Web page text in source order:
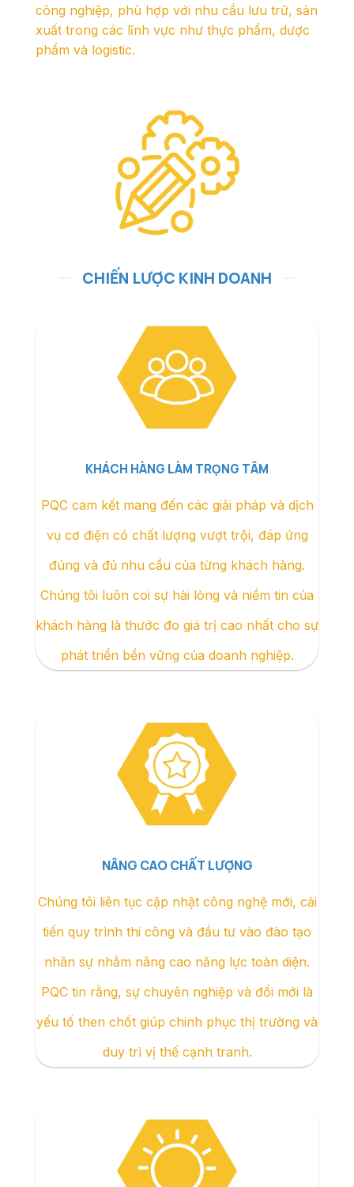
công nghiệp, phù hợp với nhu cầu lưu trữ, sản
xuất trong các lĩnh vực như thực phẩm, dược
phẩm và logistic.
CHIẾN LƯỢC KINH DOANH
KHÁCH HÀNG LÀM TRỌNG TÂM
PQC cam kết mang đến các giải pháp và dịch
vụ cơ điện có chất lượng vượt trội, đáp ứng
đúng và đủ nhu cầu của từng khách hàng.
Chúng tôi luôn coi sự hài lòng và niềm tin của
khách hàng là thước đo giá trị cao nhất cho sự
phát triển bền vững của doanh nghiệp.
NÂNG CAO CHẤT LƯỢNG
Chúng tôi liên tục cập nhật công nghệ mới, cải
tiến quy trình thi công và đầu tư vào đào tạo
nhân sự nhằm nâng cao năng lực toàn diện.
PQC tin rằng, sự chuyên nghiệp và đổi mới là
yếu tố then chốt giúp chinh phục thị trường và
duy trì vị thế cạnh tranh.